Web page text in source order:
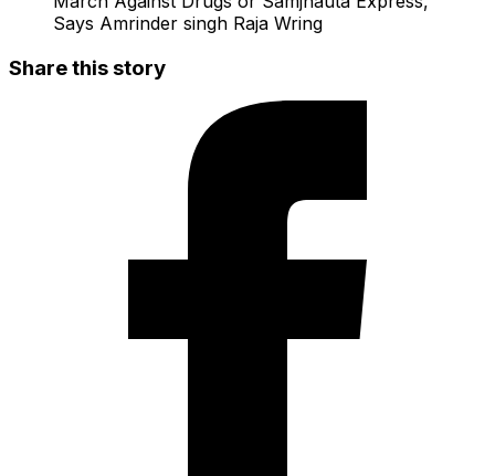
Says Amrinder singh Raja Wring
Share this story